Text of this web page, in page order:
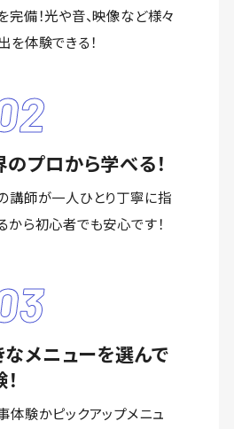
完備！光や音、映像など様々
を体験できる！
プロから学べる！
講師が一人ひとり丁寧に指
から初心者でも安心です！
なメニューを選んで
体験かピックアップメニュ